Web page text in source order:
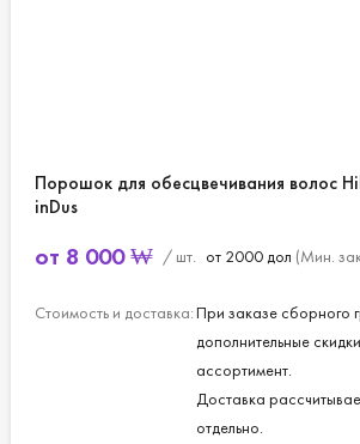
Порошок для обесцвечивания волос
inDus
от 8 000 ₩ / шт. от 2000 дол (Мин.
Стоимость и доставка:При заказе сборного
дополнительные
ассортимент.
Доставка
отдельно.